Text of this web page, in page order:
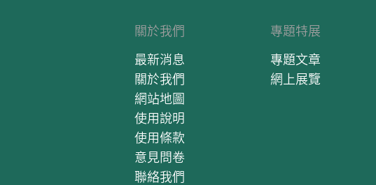
關於我們
最新消息
關於我們
網站地圖
使用說明
使用條款
意見問卷
聯絡我們
專題特展
專題文章
網上展覽